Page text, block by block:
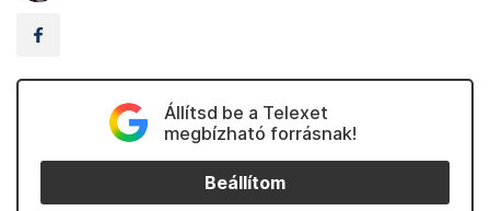
Állítsd be a Telexet
megbízható forrásnak!
Beállítom